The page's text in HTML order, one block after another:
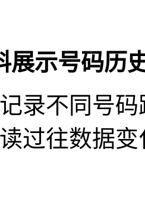
展示号码历
录不同号
过往数据